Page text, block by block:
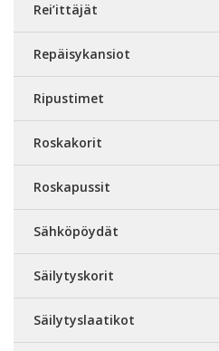
Rei’ittäjät
Repäisykansiot
Ripustimet
Roskakorit
Roskapussit
Sähköpöydät
Säilytyskorit
Säilytyslaatikot